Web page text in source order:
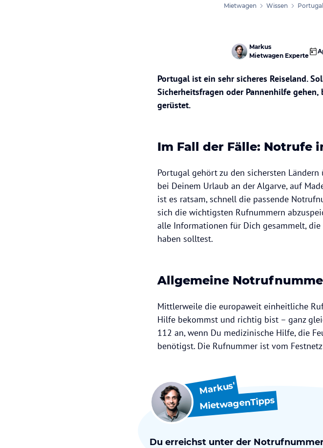
Mietwagen Wissen
Markus
Mietwagen Experte
Portugal ist ein sehr sicheres Reiseland.
Sicherheitsfragen oder Pannenhilfe
gerüstet.
Im Fall der Fälle: Notrufe
Portugal gehört zu den sichersten
bei Deinem Urlaub an der Algarve, auf
ist es ratsam, schnell die passende
sich die wichtigsten Rufnummern
alle Informationen für Dich gesammelt,
haben solltest.
Allgemeine
Mittlerweile die europaweit einheitliche
Hilfe bekommst und richtig bist – ganz
112 an, wenn Du medizinische Hilfe, die
benötigst. Die Rufnummer ist vom
Markus'
MietwagenTipps
Du erreichst unter der